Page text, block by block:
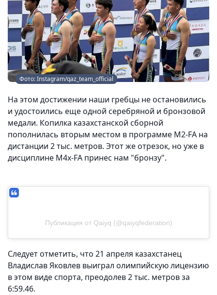
Фото: Instagram/qaz_team_official
На этом достижении наши гребцы не остановились
и удостоились еще одной серебряной и бронзовой
медали. Копилка казахстанской сборной
пополнилась вторым местом в программе М2-FA на
дистанции 2 тыс. метров. Этот же отрезок, но уже в
дисциплине М4х-FA принес нам "бронзу".
Публикация от Qaiyq (@qaiyqfederation)
Следует отметить, что 21 апреля казахстанец
Владислав Яковлев выиграл олимпийскую лицензию
в этом виде спорта, преодолев 2 тыс. метров за
6:59.46.